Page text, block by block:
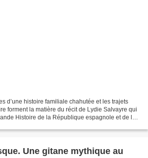
d’une histoire familiale chahutée et les trajets
forment la matière du récit de Lydie Salvayre qui
Histoire de la République espagnole et de la
Une gitane mythique au